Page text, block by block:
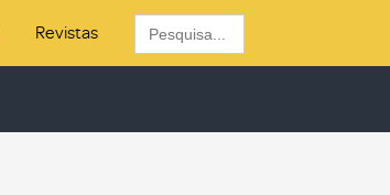
Revistas
Search
for: